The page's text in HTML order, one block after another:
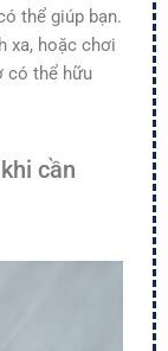
thể giúp bạn.
xa, hoặc chơi
có thể hữu
cần